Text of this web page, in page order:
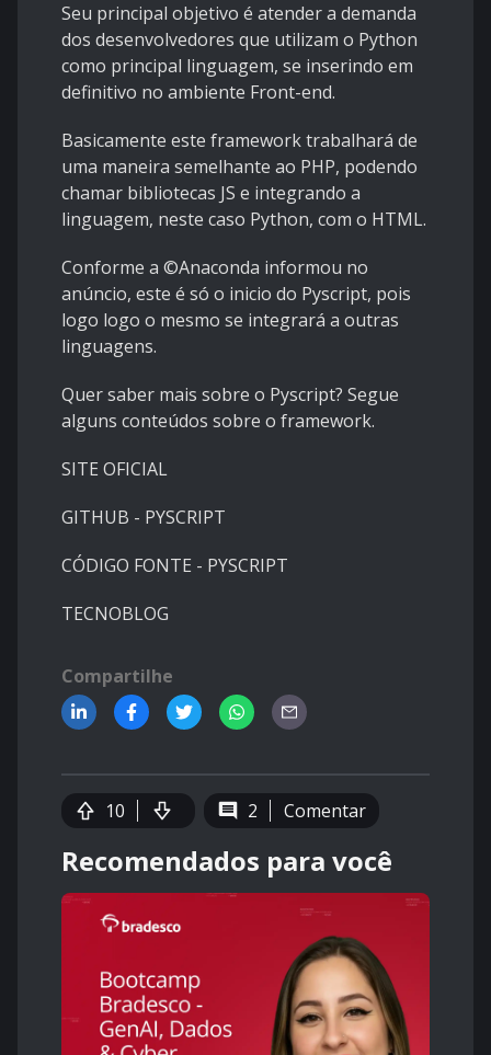
Seu principal objetivo é atender a demanda
dos desenvolvedores que utilizam o Python
como principal linguagem, se inserindo em
definitivo no ambiente Front-end.
Basicamente este framework trabalhará de
uma maneira semelhante ao PHP, podendo
chamar bibliotecas JS e integrando a
linguagem, neste caso Python, com o HTML.
Conforme a ©Anaconda informou no
anúncio, este é só o inicio do Pyscript, pois
logo logo o mesmo se integrará a outras
linguagens.
Quer saber mais sobre o Pyscript? Segue
alguns conteúdos sobre o framework.
SITE OFICIAL
GITHUB - PYSCRIPT
CÓDIGO FONTE - PYSCRIPT
TECNOBLOG
Compartilhe
10 2 Comentar
Recomendados para você